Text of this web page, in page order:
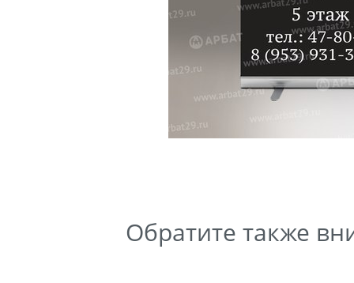
Обратите также